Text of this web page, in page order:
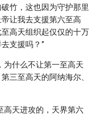
竹，这也因为守护那里
让我去支援第六至高
高天组织起仅仅的十万
支援吗？”
为什么不让第一至高天
三至高天的阿纳海尔、
高天进攻的，天界第六